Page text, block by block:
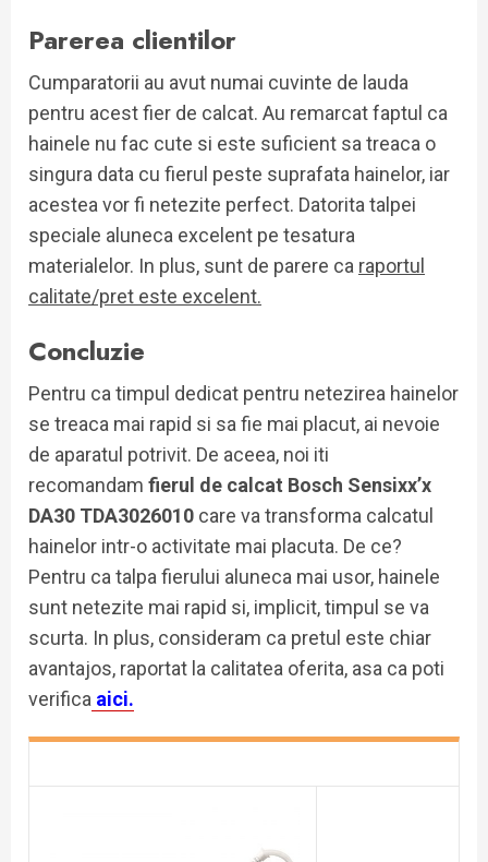
Parerea clientilor
Cumparatorii au avut numai cuvinte de lauda
pentru acest fier de calcat. Au remarcat faptul ca
hainele nu fac cute si este suficient sa treaca o
singura data cu fierul peste suprafata hainelor, iar
acestea vor fi netezite perfect. Datorita talpei
speciale aluneca excelent pe tesatura
materialelor. In plus, sunt de parere ca raportul
calitate/pret este excelent.
Concluzie
Pentru ca timpul dedicat pentru netezirea hainelor
se treaca mai rapid si sa fie mai placut, ai nevoie
de aparatul potrivit. De aceea, noi iti
recomandam fierul de calcat Bosch Sensixx’x
DA30 TDA3026010 care va transforma calcatul
hainelor intr-o activitate mai placuta. De ce?
Pentru ca talpa fierului aluneca mai usor, hainele
sunt netezite mai rapid si, implicit, timpul se va
scurta. In plus, consideram ca pretul este chiar
avantajos, raportat la calitatea oferita, asa ca poti
verifica aici.